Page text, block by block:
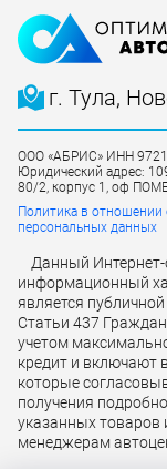
г. Тула,
ООО «АБРИС» ИНН
Юридический адрес:
80/2, корпус 1, оф
Политика в отношении
персональных данных
Данный Интернет-
информационный
является
Статьи 437
учетом
кредит и включают
которые
получения
указанных товаров
менеджерам